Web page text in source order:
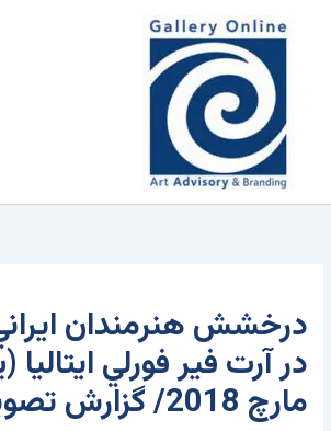
درخشش هنرمندان
در آرت فير فورلي
مارچ 2018/ گزارش تصويري